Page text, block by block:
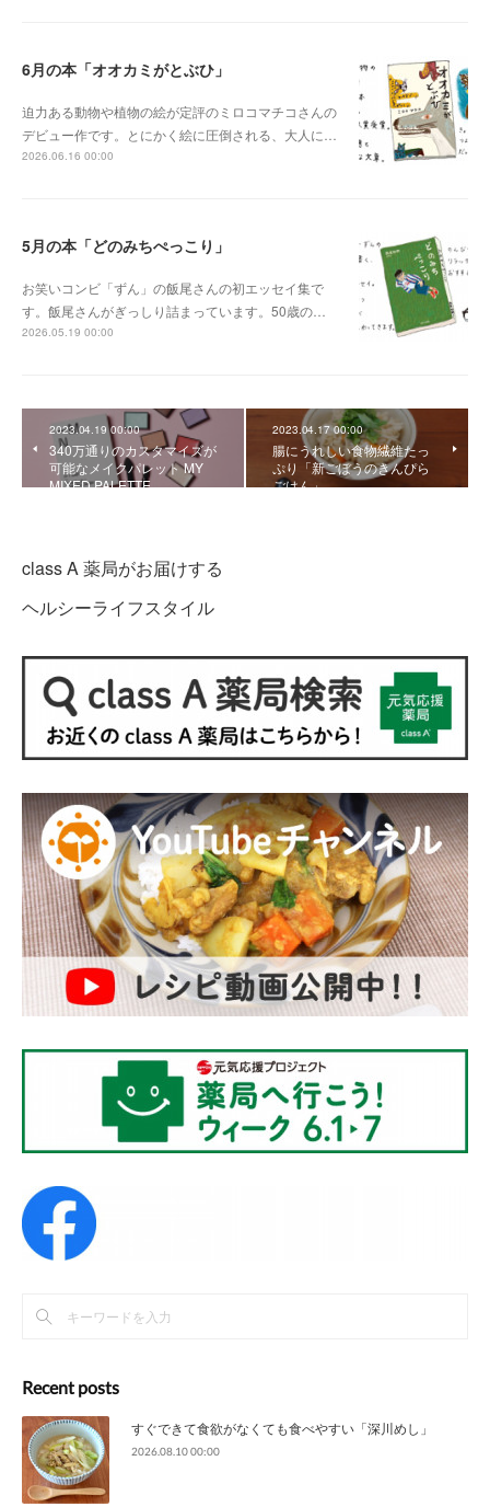
6月の本「オオカミがとぶひ」
迫力ある動物や植物の絵が定評のミロコマチコさんの
デビュー作です。とにかく絵に圧倒される、大人に…
2026.06.16 00:00
5月の本「どのみちぺっこり」
お笑いコンビ「ずん」の飯尾さんの初エッセイ集で
す。飯尾さんがぎっしり詰まっています。50歳の…
2026.05.19 00:00
2023.04.19 00:00
340万通りのカスタマイズが
可能なメイクパレット MY
MIXED PALETTE
2023.04.17 00:00
腸にうれしい食物繊維たっ
ぷり「新ごぼうのきんぴら
ごはん」
class A 薬局がお届けする
ヘルシーライフスタイル
Recent posts
すぐできて食欲がなくても食べやすい「深川めし」
2026.08.10 00:00